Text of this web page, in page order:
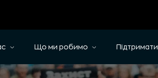
Що ми робимо Підтримати